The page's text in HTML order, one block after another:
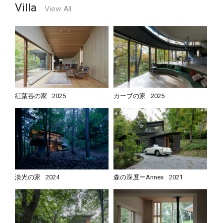
Villa View All
紅葉谷の家 2025 カーブの家 2025
淡光の家 2024 森の深度ーAnnex 2021